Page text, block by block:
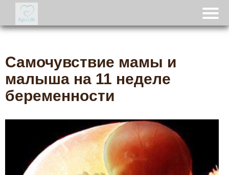
Самочувствие мамы и
малыша на 11 неделе
беременности